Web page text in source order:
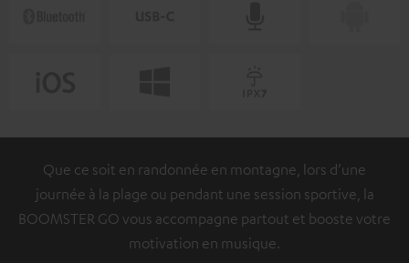
Que ce soit en randonnée en montagne, lors d’une
journée à la plage ou pendant une session sportive, la
BOOMSTER GO vous accompagne partout et booste votre
motivation en musique.